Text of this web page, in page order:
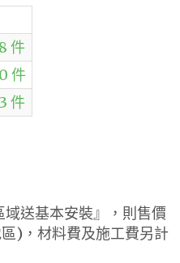
件
件
件
域送基本安裝』，則售價
)，材料費及施工費另計